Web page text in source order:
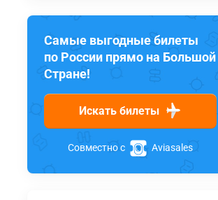
Самые выгодные билеты
по России прямо на Большой
Стране!
Искать билеты
Совместно с Aviasales